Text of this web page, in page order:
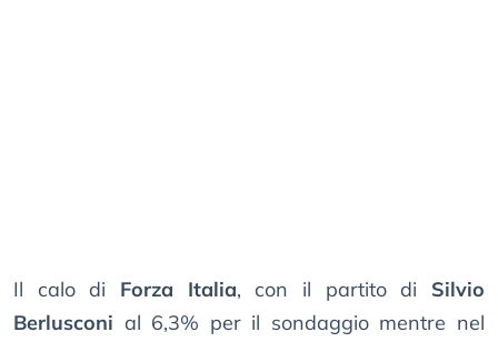
Il calo di Forza Italia, con il partito di Silvio
Berlusconi al 6,3% per il sondaggio mentre nel